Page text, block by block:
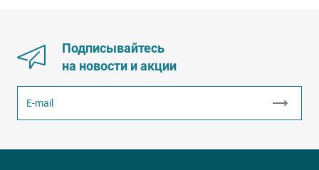
Подписывайтесь
на новости и акции